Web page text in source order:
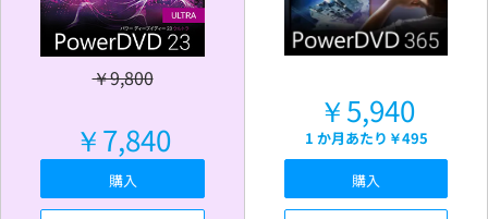
￥9,800
￥7,840
購入
￥5,940
1 か月あたり ￥495
購入